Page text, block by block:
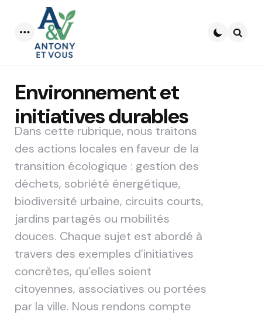
Menu
Environnement et
initiatives durables
Dans cette rubrique, nous traitons
des actions locales en faveur de la
transition écologique : gestion des
déchets, sobriété énergétique,
biodiversité urbaine, circuits courts,
jardins partagés ou mobilités
douces. Chaque sujet est abordé à
travers des exemples d’initiatives
concrètes, qu’elles soient
citoyennes, associatives ou portées
par la ville. Nous rendons compte